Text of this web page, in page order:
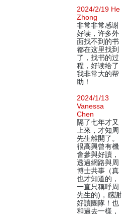
2024/2/19 He
Zhong
非常非常感谢
好读，许多外
面找不到的书
都在这里找到
了，找书的过
程，好读给了
我非常大的帮
助！
2024/1/13
Vanessa
Chen
隔了七年才又
上來，才知周
先生離開了。
很高興曾有機
會參與好讀，
透過網路與周
博士共事（真
也才知道的，
一直只稱呼周
先生的)，感謝
好讀團隊！也
和過去一樣，